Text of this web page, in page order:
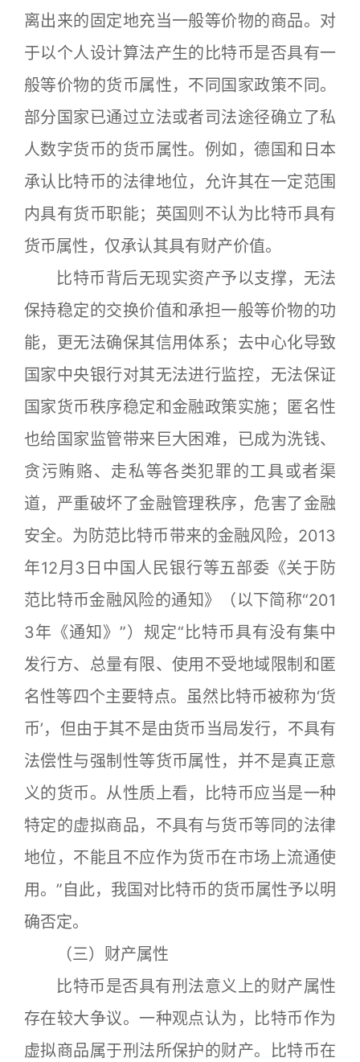
离出来的固定地充当一般等价物的商品。对
于以个人设计算法产生的比特币是否具有一
般等价物的货币属性，不同国家政策不同。
部分国家已通过立法或者司法途径确立了私
人数字货币的货币属性。例如，德国和日本
承认比特币的法律地位，允许其在一定范围
内具有货币职能；英国则不认为比特币具有
货币属性，仅承认其具有财产价值。
比特币背后无现实资产予以支撑，无法
保持稳定的交换价值和承担一般等价物的功
能，更无法确保其信用体系；去中心化导致
国家中央银行对其无法进行监控，无法保证
国家货币秩序稳定和金融政策实施；匿名性
也给国家监管带来巨大困难，已成为洗钱、
贪污贿赂、走私等各类犯罪的工具或者渠
道，严重破坏了金融管理秩序，危害了金融
安全。为防范比特币带来的金融风险，2013
年12月3日中国人民银行等五部委《关于防
范比特币金融风险的通知》（以下简称“201
3年《通知》”）规定“比特币具有没有集中
发行方、总量有限、使用不受地域限制和匿
名性等四个主要特点。虽然比特币被称为‘货
币’，但由于其不是由货币当局发行，不具有
法偿性与强制性等货币属性，并不是真正意
义的货币。从性质上看，比特币应当是一种
特定的虚拟商品，不具有与货币等同的法律
地位，不能且不应作为货币在市场上流通使
用。”自此，我国对比特币的货币属性予以明
确否定。
（三）财产属性
比特币是否具有刑法意义上的财产属性
存在较大争议。一种观点认为，比特币作为
虚拟商品属于刑法所保护的财产。比特币在